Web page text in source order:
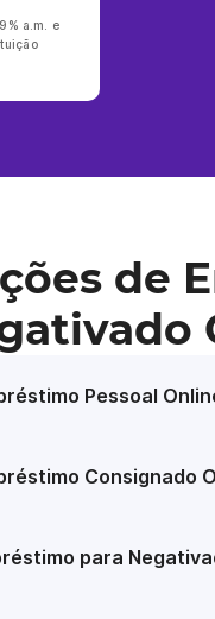
a.m. e
de
Pessoal
Consignado
para